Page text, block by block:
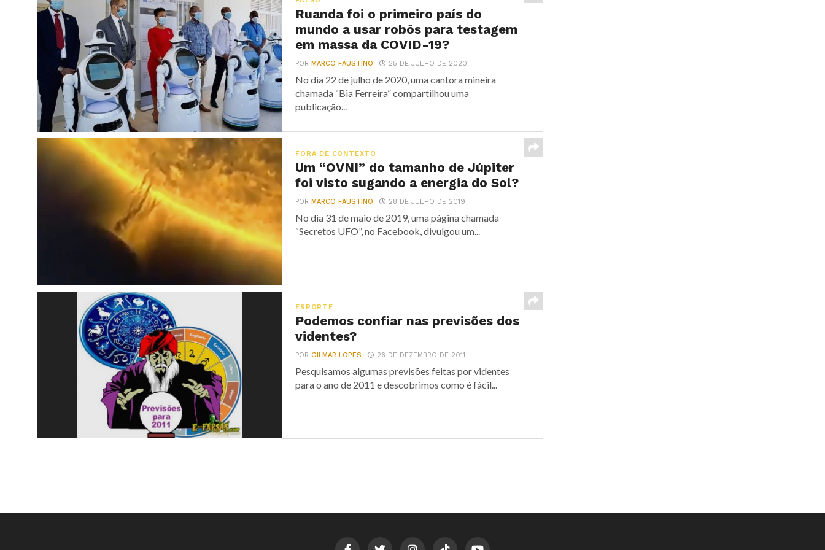
Ruanda foi o primeiro país do
mundo a usar robôs para testagem
em massa da COVID-19?
PORMARCO FAUSTINO 25 DE JULHO DE 2020
No dia 22 de julho de 2020, uma cantora mineira
chamada “Bia Ferreira” compartilhou uma
publicação...
FORA DE CONTEXTO
Um “OVNI” do tamanho de Júpiter
foi visto sugando a energia do Sol?
PORMARCO FAUSTINO 28 DE JULHO DE 2019
No dia 31 de maio de 2019, uma página chamada
“Secretos UFO”, no Facebook, divulgou um...
ESPORTE
Podemos confiar nas previsões dos
videntes?
PORGILMAR LOPES 26 DE DEZEMBRO DE 2011
Pesquisamos algumas previsões feitas por videntes
para o ano de 2011 e descobrimos como é fácil...